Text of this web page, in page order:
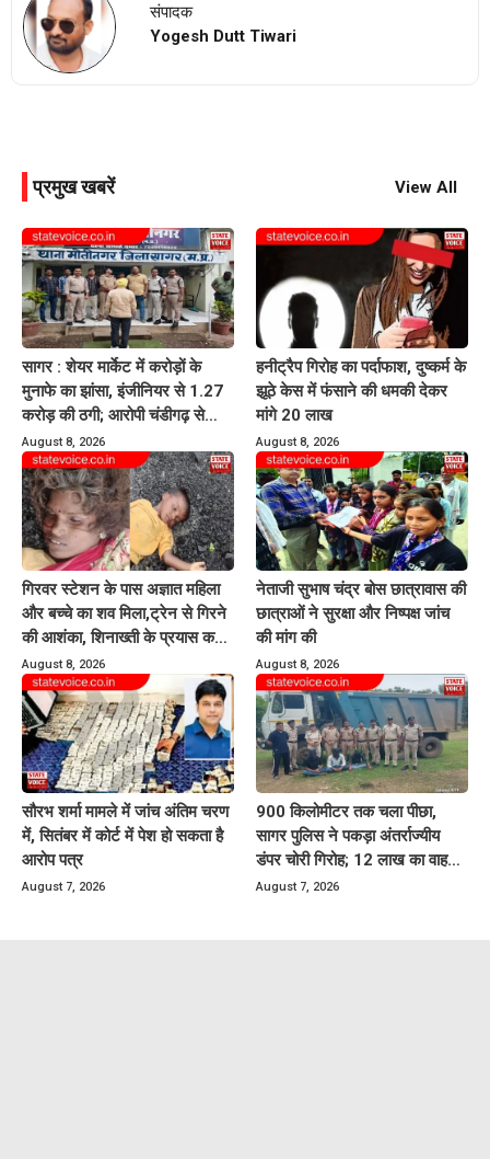
संपादक
Yogesh Dutt Tiwari
प्रमुख खबरें View All
सागर : शेयर मार्केट में करोड़ों के
मुनाफे का झांसा, इंजीनियर से 1.27
करोड़ की ठगी; आरोपी चंडीगढ़ से
गिरफ्तार
August 8, 2026
हनीट्रैप गिरोह का पर्दाफाश, दुष्कर्म के
झूठे केस में फंसाने की धमकी देकर
मांगे 20 लाख
August 8, 2026
गिरवर स्टेशन के पास अज्ञात महिला
और बच्चे का शव मिला,ट्रेन से गिरने
की आशंका, शिनाख्ती के प्रयास कर
रही पुलिस
August 8, 2026
नेताजी सुभाष चंद्र बोस छात्रावास की
छात्राओं ने सुरक्षा और निष्पक्ष जांच
की मांग की
August 8, 2026
सौरभ शर्मा मामले में जांच अंतिम चरण
में, सितंबर में कोर्ट में पेश हो सकता है
आरोप पत्र
August 7, 2026
900 किलोमीटर तक चला पीछा,
सागर पुलिस ने पकड़ा अंतर्राज्यीय
डंपर चोरी गिरोह; 12 लाख का वाहन
बरामद
August 7, 2026